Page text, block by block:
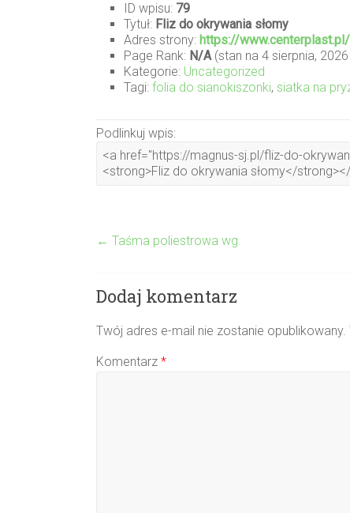
ID wpisu: 79
Tytuł: Fliz do okrywania słomy
Adres strony: https://www.centerplast.pl/
Page Rank: N/A(stan na 4 sierpnia,
Kategorie: Uncategorized
Tagi: folia do sianokiszonki, siatka na
Podlinkuj wpis:
← Taśma poliestrowa wg
Dodaj komentarz
Twój adres e-mail nie zostanie opublikowany.
Komentarz *